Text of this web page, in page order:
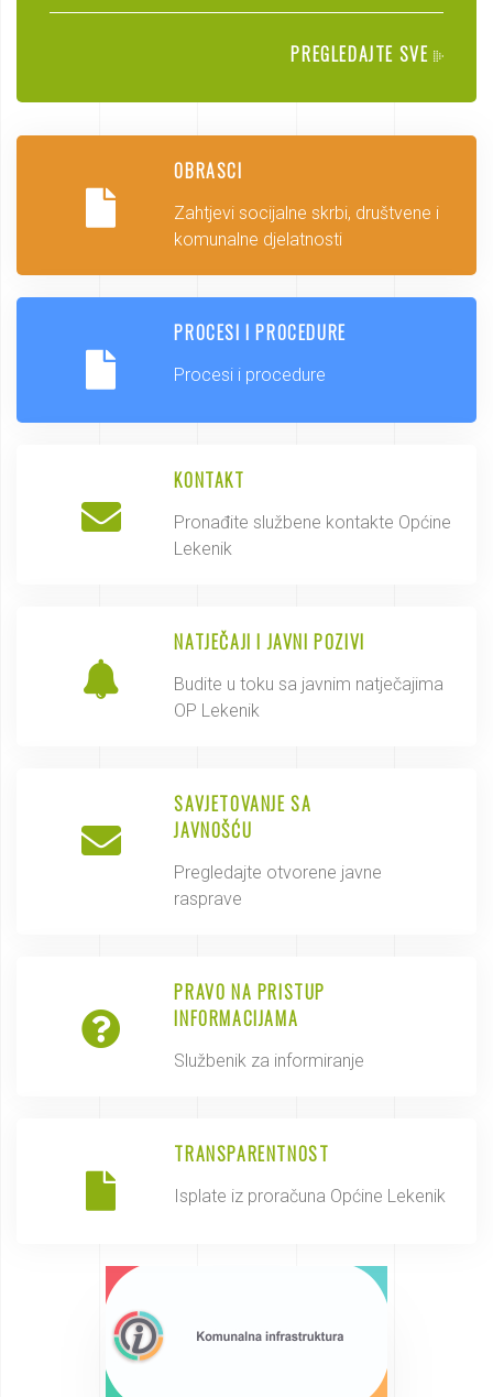
PREGLEDAJTE SVE
OBRASCI
Zahtjevi socijalne skrbi, društvene i
komunalne djelatnosti
PROCESI I PROCEDURE
Procesi i procedure
KONTAKT
Pronađite službene kontakte Općine
Lekenik
NATJEČAJI I JAVNI POZIVI
Budite u toku sa javnim natječajima
OP Lekenik
SAVJETOVANJE SA
JAVNOŠĆU
Pregledajte otvorene javne
rasprave
PRAVO NA PRISTUP
INFORMACIJAMA
Službenik za informiranje
TRANSPARENTNOST
Isplate iz proračuna Općine Lekenik